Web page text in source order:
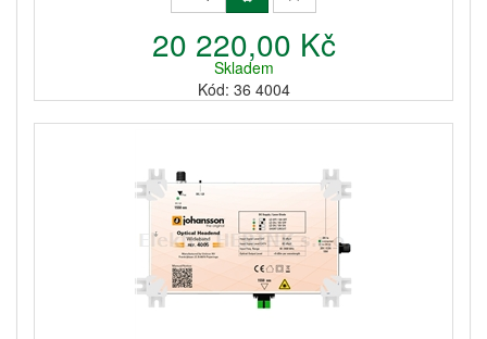
20 220,00 Kč
Skladem
Kód: 36 4004